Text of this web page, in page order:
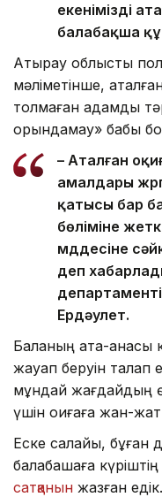
екенімізді
балабақша
Атырау облыстық
мәліметінше,
толмаған адамды
орындамау» бабы
– Аталған
амалдары
қатысы бар
бөліміне
мүддесіне
деп
Ердәулет.
Баланың ата-анасы
жауап беруін
мұндай жағдайдың
үшін оқиғаға жан-
Еске салайық, бұған
балабақшаға күріштің
сатқанын жазған едік.